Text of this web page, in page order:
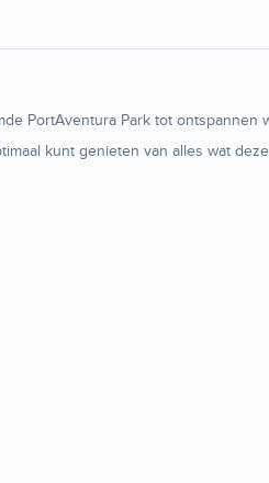
PortAventura Park tot ontspannen
kunt genieten van alles wat